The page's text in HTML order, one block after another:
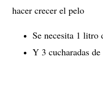
hacer crecer el pelo
Se necesita 1 litro
Y 3 cucharadas